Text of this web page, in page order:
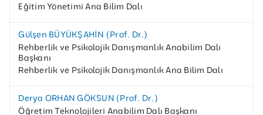
Eğitim Yönetimi Ana Bilim Dalı
Gülşen BÜYÜKŞAHİN (Prof. Dr.)
Rehberlik ve Psikolojik Danışmanlık Anabilim Dalı
Başkanı
Rehberlik ve Psikolojik Danışmanlık Ana Bilim Dalı
Derya ORHAN GÖKSUN (Prof. Dr.)
Öğretim Teknolojileri Anabilim Dalı Başkanı